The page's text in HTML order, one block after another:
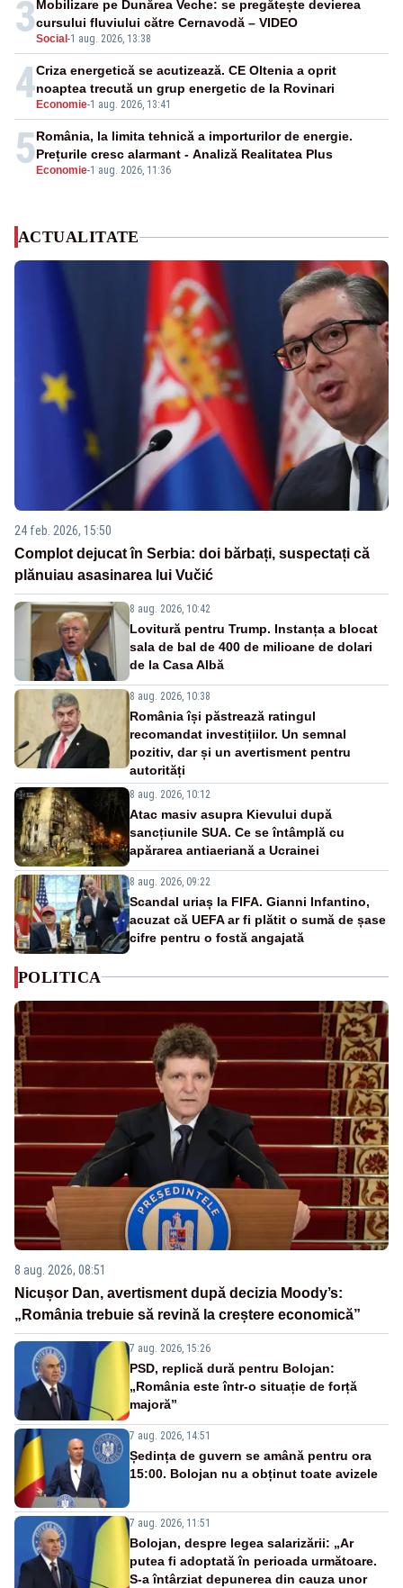
3Social -1 aug. 2026, 13:38
Mobilizare pe Dunărea Veche: se pregătește devierea
cursului fluviului către Cernavodă – VIDEO
4 Economie-1 aug. 2026, 13:41
Criza energetică se acutizează. CE Oltenia a oprit
noaptea trecută un grup energetic de la Rovinari
5 Economie-1 aug. 2026, 11:36
România, la limita tehnică a importurilor de energie.
Prețurile cresc alarmant - Analiză Realitatea Plus
ACTUALITATE
24 feb. 2026, 15:50
Complot dejucat în Serbia: doi bărbați, suspectați că
plănuiau asasinarea lui Vučić
8 aug. 2026, 10:42
Lovitură pentru Trump. Instanța a blocat
sala de bal de 400 de milioane de dolari
de la Casa Albă
8 aug. 2026, 10:38
România își păstrează ratingul
recomandat investițiilor. Un semnal
pozitiv, dar și un avertisment pentru
autorități
8 aug. 2026, 10:12
Atac masiv asupra Kievului după
sancțiunile SUA. Ce se întâmplă cu
apărarea antiaeriană a Ucrainei
8 aug. 2026, 09:22
Scandal uriaș la FIFA. Gianni Infantino,
acuzat că UEFA ar fi plătit o sumă de șase
cifre pentru o fostă angajată
POLITICA
8 aug. 2026, 08:51
Nicușor Dan, avertisment după decizia Moody’s:
„România trebuie să revină la creștere economică”
7 aug. 2026, 15:26
PSD, replică dură pentru Bolojan:
„România este într-o situație de forță
majoră”
7 aug. 2026, 14:51
Ședința de guvern se amână pentru ora
15:00. Bolojan nu a obținut toate avizele
7 aug. 2026, 11:51
Bolojan, despre legea salarizării: „Ar
putea fi adoptată în perioada următoare.
S-a întârziat depunerea din cauza unor